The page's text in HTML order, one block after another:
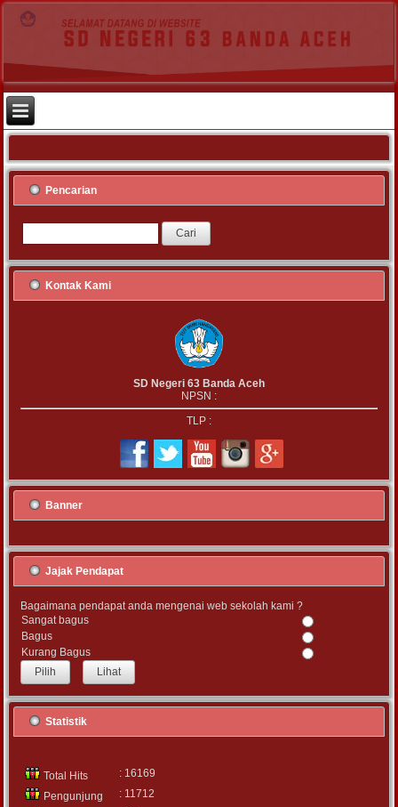
Pencarian
Kontak Kami
SD Negeri 63 Banda Aceh
NPSN :
TLP :
Banner
Jajak Pendapat
Bagaimana pendapat anda mengenai web sekolah kami ?
Sangat bagus
Bagus
Kurang Bagus
Lihat
Statistik
Total Hits
: 16169
Pengunjung
: 11712